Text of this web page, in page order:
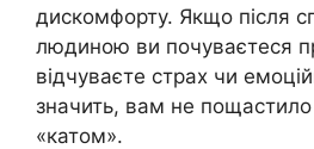
дискомфорту. Якщо після
людиною ви почуваєтеся
відчуваєте страх чи
значить, вам не пощастило
«катом».